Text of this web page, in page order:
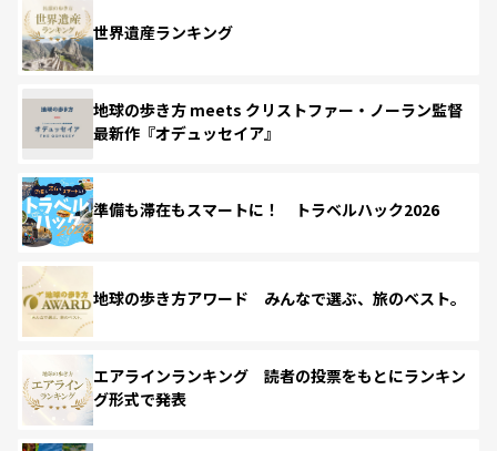
世界遺産ランキング
地球の歩き方 meets クリストファー・ノーラン監督
最新作『オデュッセイア』
準備も滞在もスマートに！ トラベルハック2026
地球の歩き方アワード みんなで選ぶ、旅のベスト。
エアラインランキング 読者の投票をもとにランキン
グ形式で発表